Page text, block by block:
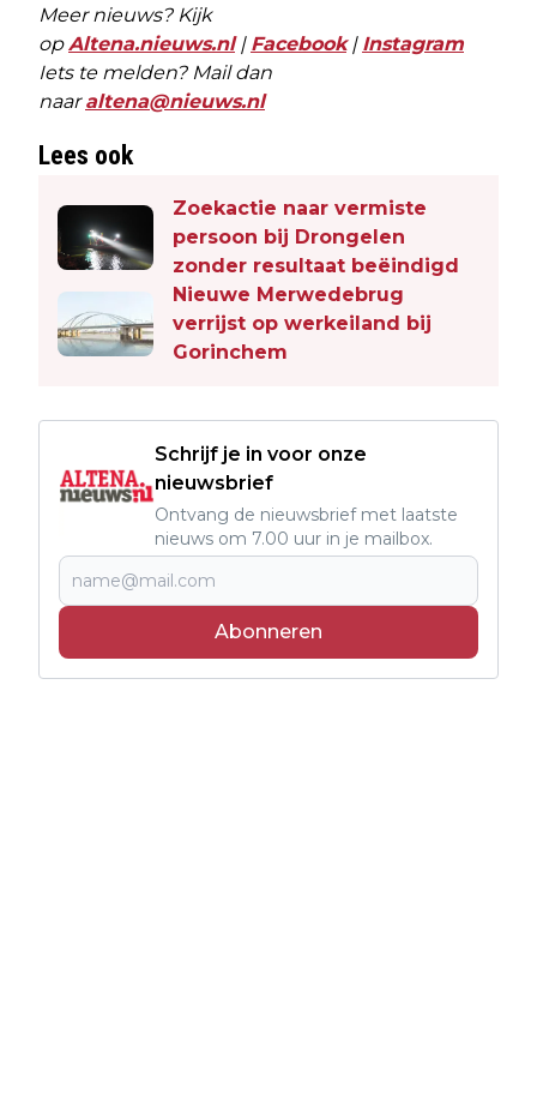
Meer nieuws? Kijk
opAltena.nieuws.nl| Facebook| Instagram
Iets te melden? Mail dan
naaraltena@nieuws.nl
Lees ook
Zoekactie naar vermiste
persoon bij Drongelen
zonder resultaat beëindigd
Nieuwe Merwedebrug
verrijst op werkeiland bij
Gorinchem
Schrijf je in voor onze
nieuwsbrief
Ontvang de nieuwsbrief met laatste
nieuws om 7.00 uur in je mailbox.
Abonneren